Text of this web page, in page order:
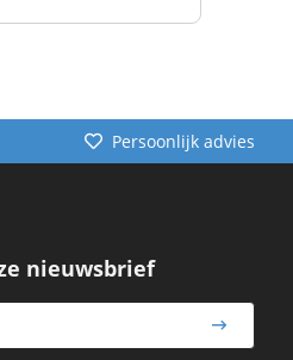
Persoonlijk advies
nieuwsbrief